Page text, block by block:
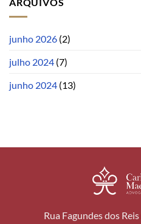
junho 2026 (2)
julho 2024 (7)
junho 2024 (13)
Rua Fagundes dos